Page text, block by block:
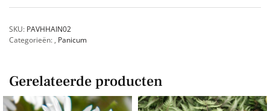
SKU: PAVHHAIN02
Categorieën: , Panicum
Gerelateerde producten